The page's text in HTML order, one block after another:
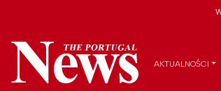
AKTUALNOŚCI